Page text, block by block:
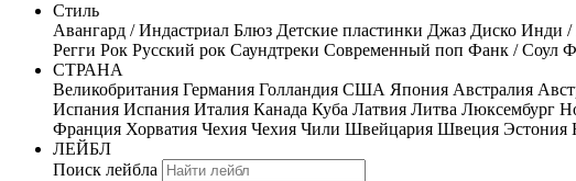
Стиль
Авангард / Индастриал Блюз Детские пластинки Джаз Диско Инди /
Регги Рок Русский рок Саундтреки Современный поп Фанк / Соул
СТРАНА
Великобритания Германия Голландия США Япония Австралия
Испания Испания Италия Канада Куба Латвия Литва Люксембург
Франция Хорватия Чехия Чехия Чили Швейцария Швеция Эстония
ЛЕЙБЛ
Поиск лейбла